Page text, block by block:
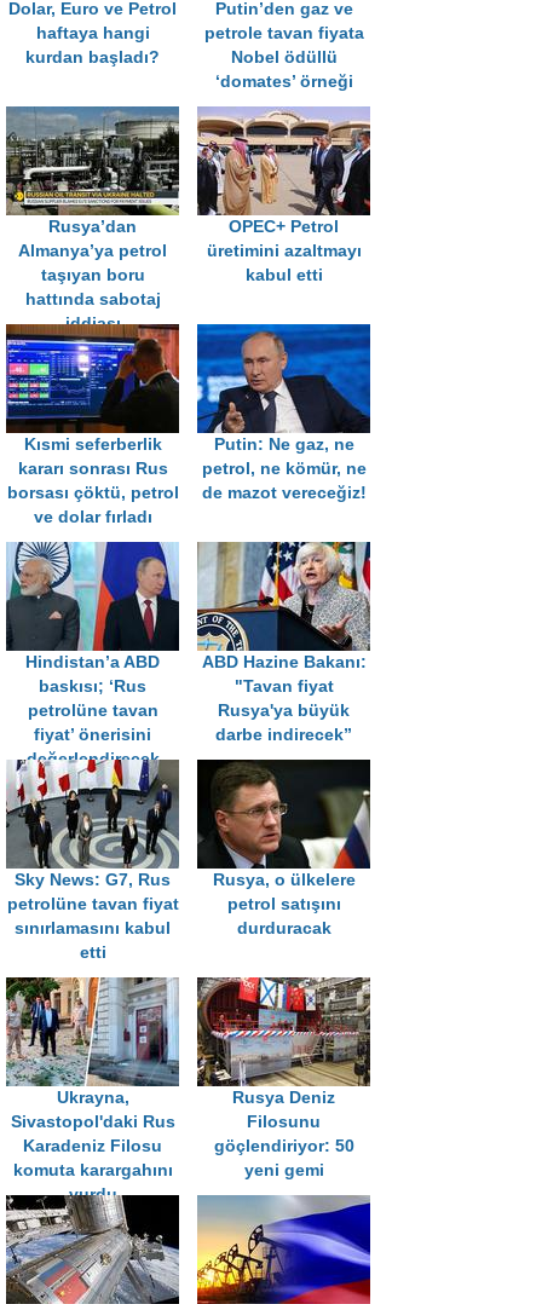
Dolar, Euro ve Petrol
haftaya hangi
kurdan başladı?
Putin’den gaz ve
petrole tavan fiyata
Nobel ödüllü
‘domates’ örneği
Rusya’dan
Almanya’ya petrol
taşıyan boru
hattında sabotaj
iddiası
OPEC+ Petrol
üretimini azaltmayı
kabul etti
Kısmi seferberlik
kararı sonrası Rus
borsası çöktü, petrol
ve dolar fırladı
Putin: Ne gaz, ne
petrol, ne kömür, ne
de mazot vereceğiz!
Hindistan’a ABD
baskısı; ‘Rus
petrolüne tavan
fiyat’ önerisini
değerlendirecek
ABD Hazine Bakanı:
"Tavan fiyat
Rusya'ya büyük
darbe indirecek”
Sky News: G7, Rus
petrolüne tavan fiyat
sınırlamasını kabul
etti
Rusya, o ülkelere
petrol satışını
durduracak
Ukrayna,
Sivastopol'daki Rus
Karadeniz Filosu
komuta karargahını
vurdu
Rusya Deniz
Filosunu
göçlendiriyor: 50
yeni gemi